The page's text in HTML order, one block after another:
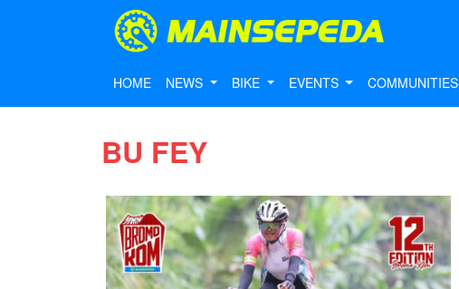
HOME NEWS BIKE EVENTS COMMUNITIES
BU FEY